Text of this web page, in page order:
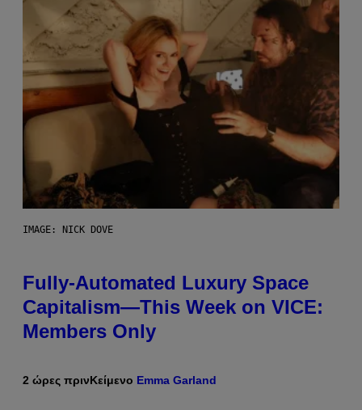
IMAGE: NICK DOVE
Fully-Automated Luxury Space
Capitalism—This Week on VICE:
Members Only
2 ώρες πρινΚείμενο Emma Garland